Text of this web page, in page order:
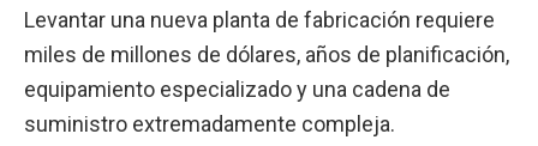
Levantar una nueva planta de fabricación requiere
miles de millones de dólares, años de planificación,
equipamiento especializado y una cadena de
suministro extremadamente compleja.